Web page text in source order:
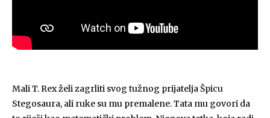
Mali T. Rex želi zagrliti svog tužnog prijatelja Špicu
Stegosaura, ali ruke su mu premalene. Tata mu govori da